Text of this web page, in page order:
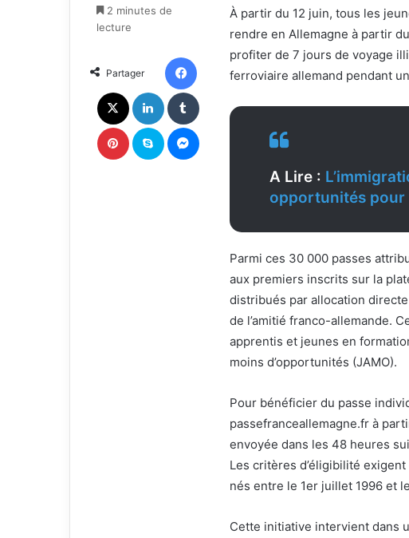
À partir du 12 juin, tous les
rendre en Allemagne à partir
profiter de 7 jours de voyage
ferroviaire allemand pendant
A Lire :
opportunités pour
Parmi ces 30 000 passes
aux premiers inscrits sur la
distribués par allocation
de l’amitié franco-allemande.
apprentis et jeunes en
moins d’opportunités (JAMO).
Pour bénéficier du passe
passefranceallemagne.fr à
envoyée dans les 48 heures
Les critères d’éligibilité
nés entre le 1er juillet 1996 et
Cette initiative intervient dans
o
w
X
y
e
n
c
o
u
r
r
2 minutes de
lecture
Partager